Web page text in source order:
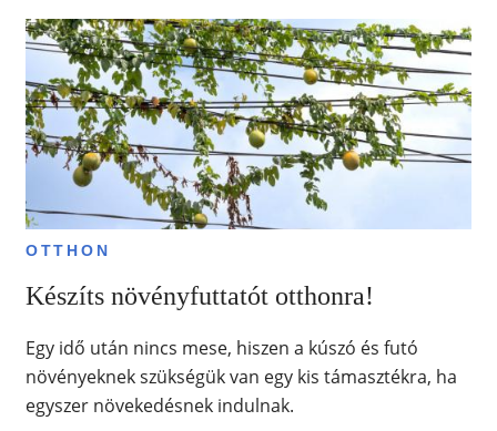
OTTHON
Készíts növényfuttatót otthonra!
Egy idő után nincs mese, hiszen a kúszó és futó
növényeknek szükségük van egy kis támasztékra, ha
egyszer növekedésnek indulnak.